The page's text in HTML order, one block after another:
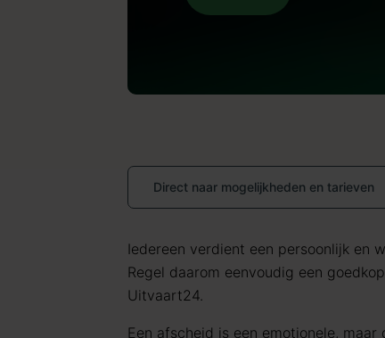
Direct naar mogelijkheden en tarieven
Iedereen verdient een persoonlijk en
Regel daarom eenvoudig een
Uitvaart24.
Een afscheid is een emotionele,